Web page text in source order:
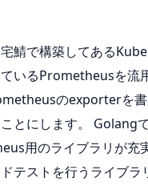
鯖で構築してある
いるPrometheusを流用
のexporterを書
とにします。 Golang
用のライブラリが充
テストを行うライブラ